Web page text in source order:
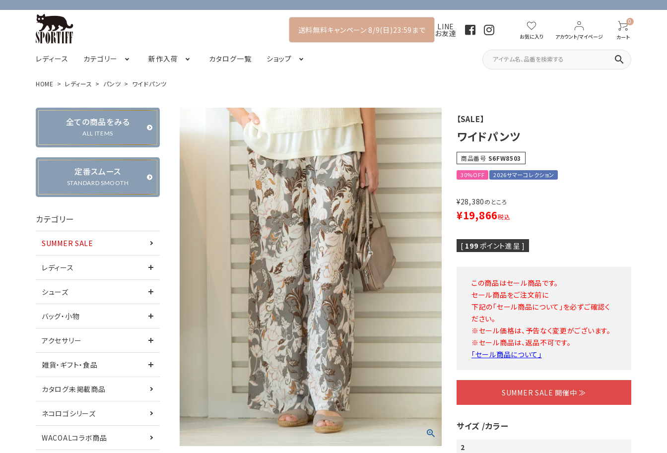
送料無料キャンペーン 8/9(日)23:59まで LINE
お友達 お気に入り アカウント/マイページ
0
カート
レディース カテゴリー
フレンチスリーブ チュニック プルオーバー シャツ・ブラウス パーカー・トレーナー
キャミソール
カーディガン・ベスト ジャケット・ブルゾン コート
パンツ
ワンピース
シューズ サンダル バッグ ネックレス ピヤス・イヤリング
カタログ未掲載商品
ネコロゴシリーズ 定番ベロア 定番スムース
ギフトラッピング
WACOALコラボ商品
新作入荷
2026オータムコレクション先行販売 2026サマーコレクション 2026アーリーサマーコレクション
カタログ一覧 ショップ
SPORTIFF茅ヶ崎店 STAFF BLOG POP UP SHOP
search
HOME レディース パンツ ワイドパンツ
全ての商品をみる
ALL ITEMS
定番スムース
STANDARD SMOOTH
カテゴリー
SUMMER SALE
レディース
シューズ
バッグ・小物
アクセサリー
雑貨・ギフト・食品
カタログ未掲載商品
ネコロゴシリーズ
WACOALコラボ商品
【SALE】
ワイドパンツ
商品番号 S6FW8503
30%OFF 2026サマーコレクション
¥28,380のところ
¥19,866税込
[ 199 ポイント進呈 ]
この商品はセール商品です。
セール商品をご注文前に
下記の「セール商品について」を必ずご確認く
ださい。
※セール価格は、予告なく変更がございます。
※セール商品は、返品不可です。
「セール商品について」
SUMMER SALE 開催中 ≫
サイズ カラー
2